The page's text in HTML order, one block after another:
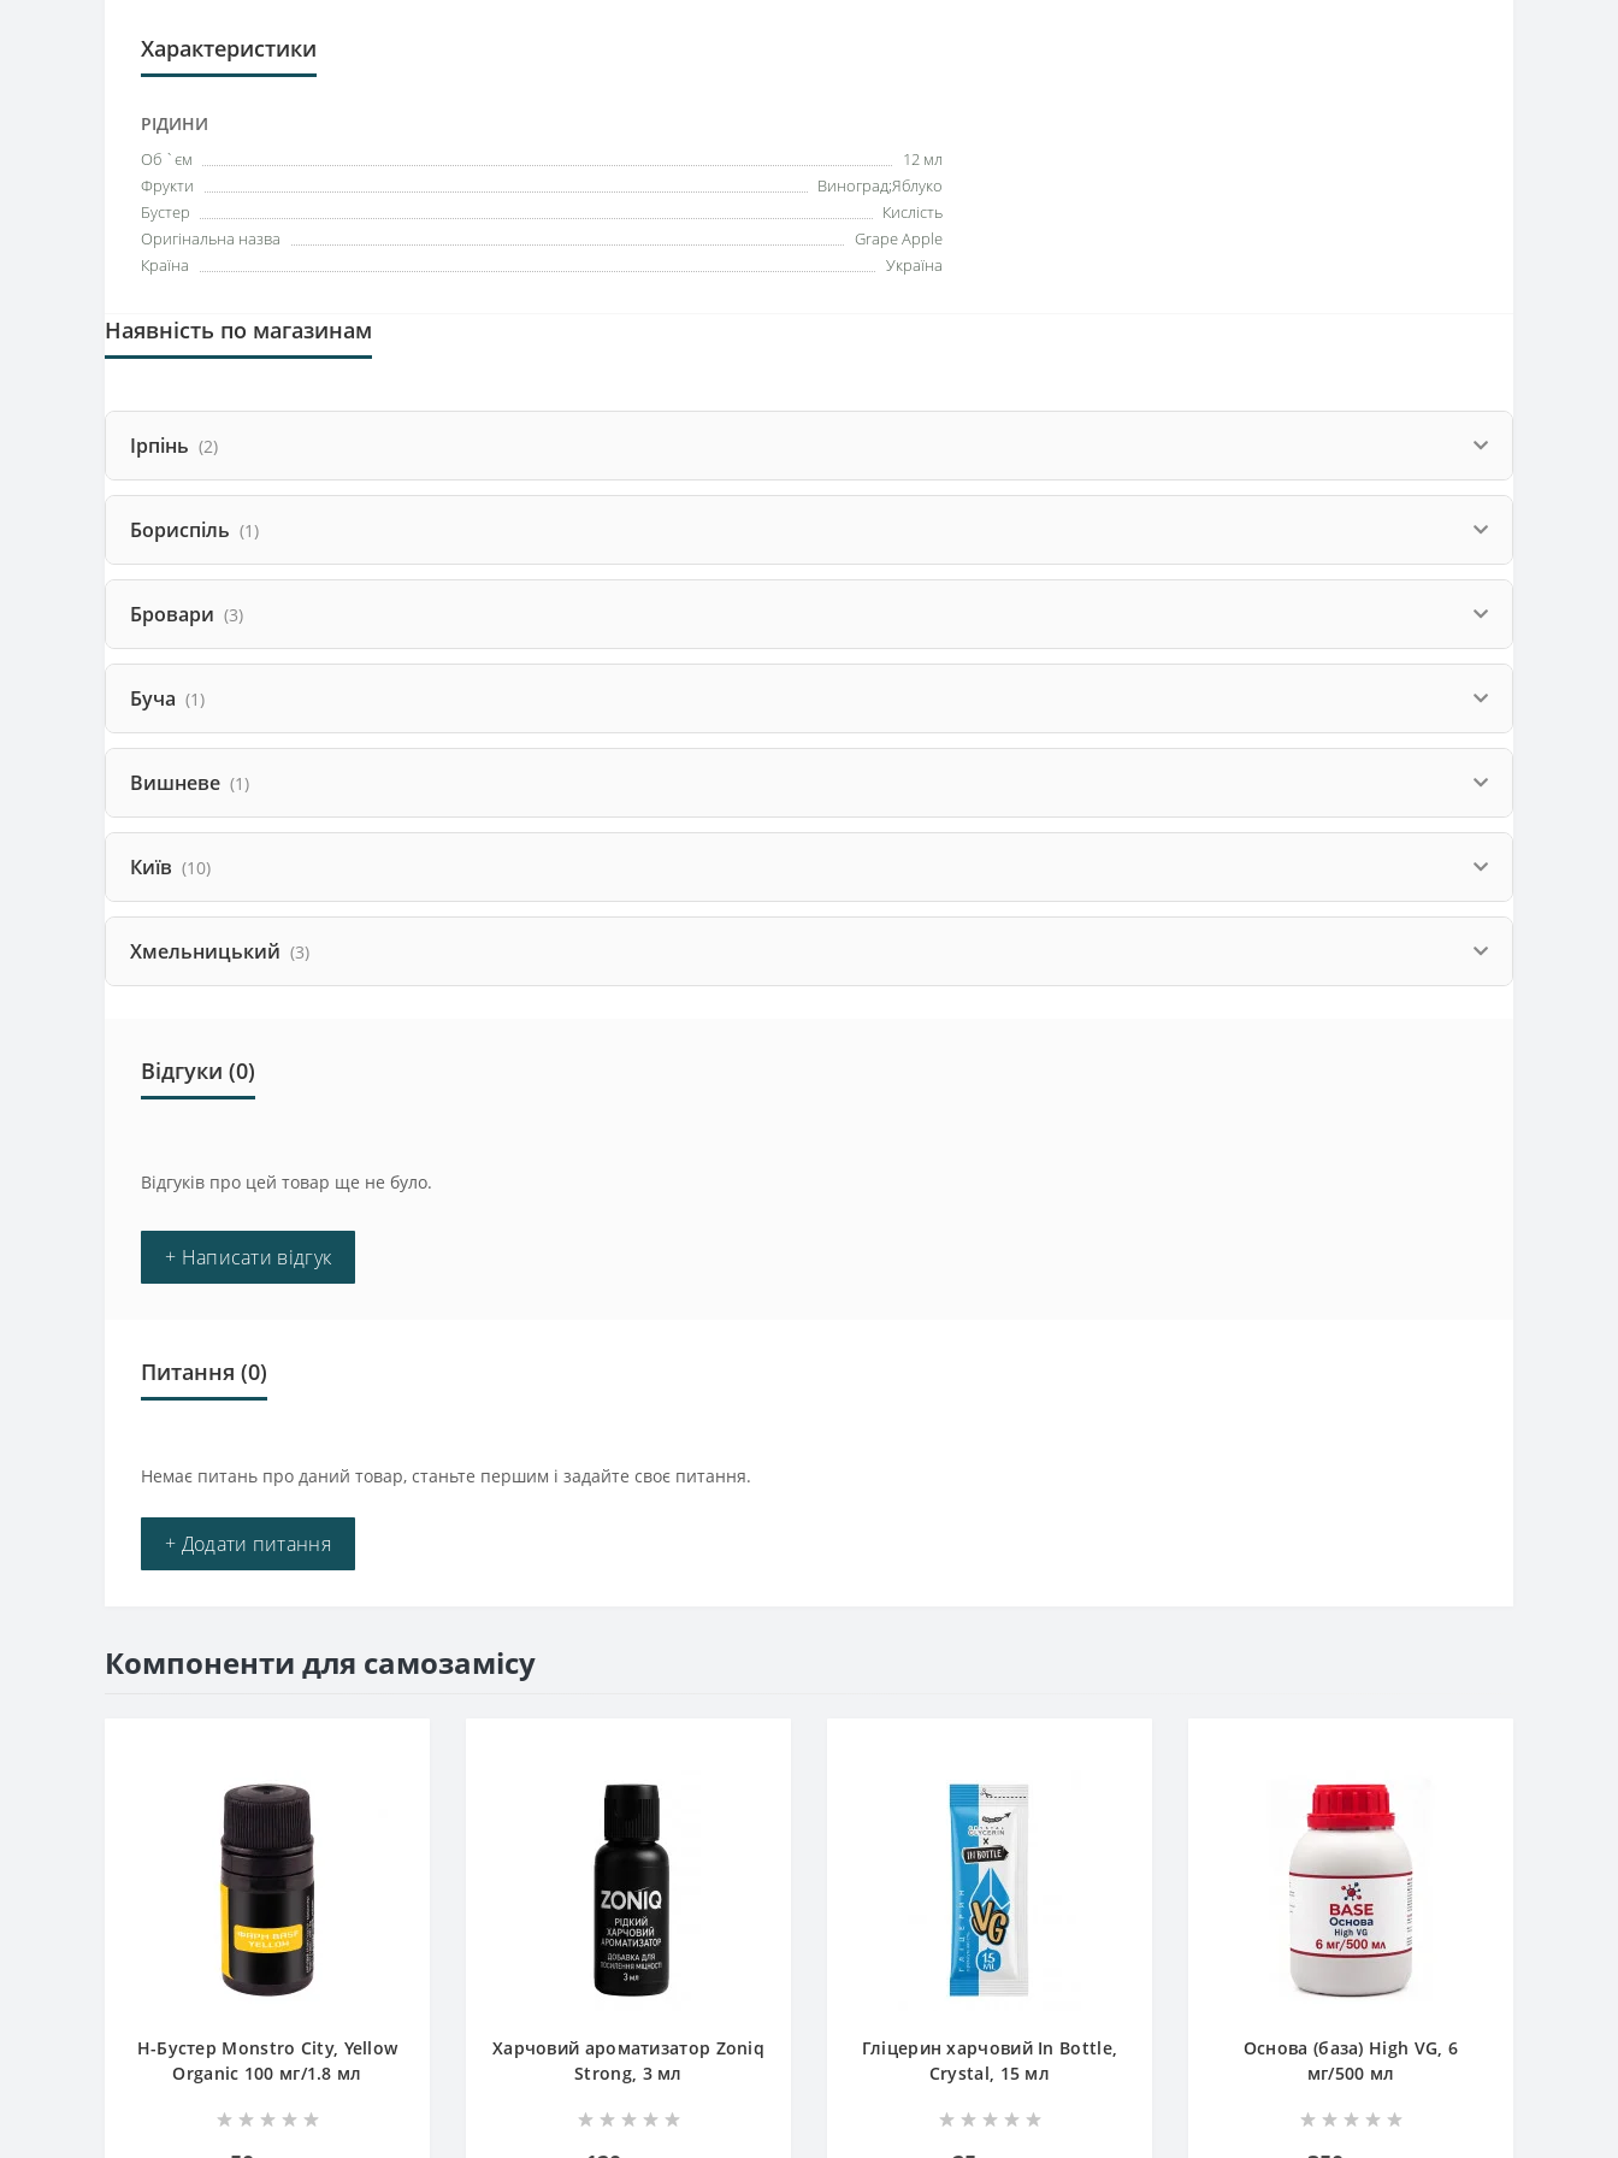
Характеристики
РІДИНИ
Об `єм
12 мл
Фрукти
Виноград;Яблуко
Бустер
Кислість
Оригінальна назва
Grape Apple
Країна
Україна
Наявність по магазинам
Ірпінь (2)
Бориспіль (1)
Бровари (3)
Буча (1)
Вишневе (1)
Київ (10)
Хмельницький (3)
Відгуки (0)
Відгуків про цей товар ще не було.
+ Написати відгук
Питання (0)
Немає питань про даний товар, станьте першим і задайте своє питання.
+ Додати питання
Компоненти для самозамісу
Н-Бустер Monstro City, Yellow
Organic 100 мг/1.8 мл
Харчовий ароматизатор Zoniq
Strong, 3 мл
Гліцерин харчовий In Bottle,
Crystal, 15 мл
Основа (база) High VG, 6
мг/500 мл